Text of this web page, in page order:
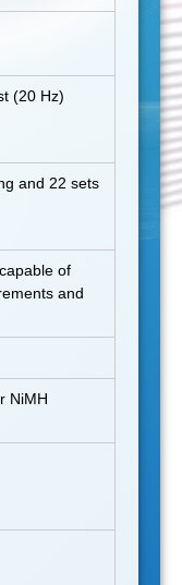
(20 Hz)
and 22 sets
of
and
NiMH